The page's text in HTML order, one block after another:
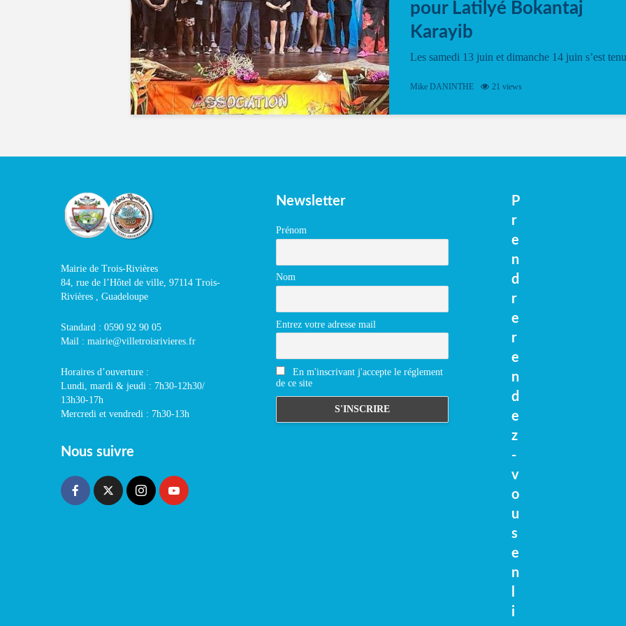
pour Latilyé Bokantaj
Karayib
Les samedi 13 juin et dimanche 14 juin s’est tenu
vibrant à Pierrot Narouman, organisé par
spectacle de fin d’année, présenté à la salle...
Mike DANINTHE 21 views
Mairie de Trois-Rivières
84, rue de l’Hôtel de ville, 97114 Trois-
Rivières , Guadeloupe
Standard : 0590 92 90 05
Mail : mairie@villetroisrivieres.fr
Horaires d’ouverture :
Lundi, mardi & jeudi : 7h30-12h30/
13h30-17h
Mercredi et vendredi : 7h30-13h
Nous suivre
Newsletter
Prénom
Nom
Entrez votre adresse mail
En m'inscrivant j'accepte le réglement
de ce site
P
r
e
n
d
r
e
r
e
n
d
e
z
-
v
o
u
s
e
n
i